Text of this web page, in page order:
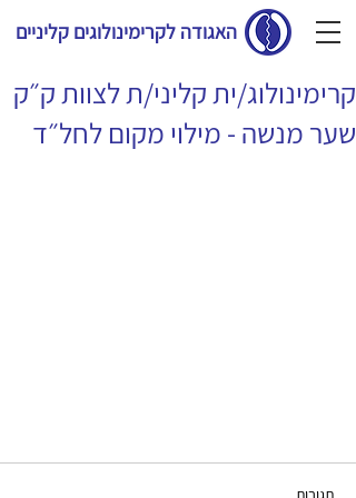
האגודה לקרימינולוגים קליניים
קרימינולוג/ית קליני/ת לצוות ק״ק
שער מנשה - מילוי מקום לחל״ד